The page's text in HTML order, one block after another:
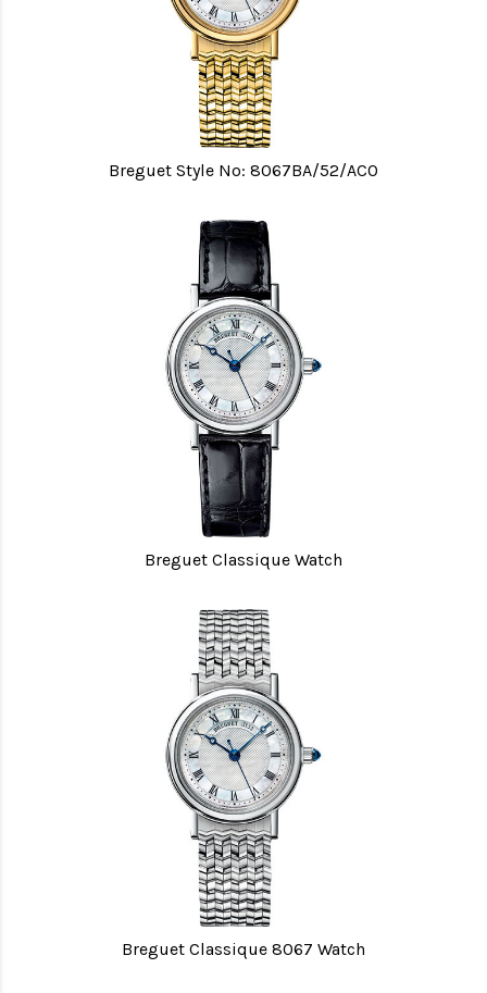
Breguet Style No: 8067BA/52/AC0
Breguet Classique Watch
Breguet Classique 8067 Watch